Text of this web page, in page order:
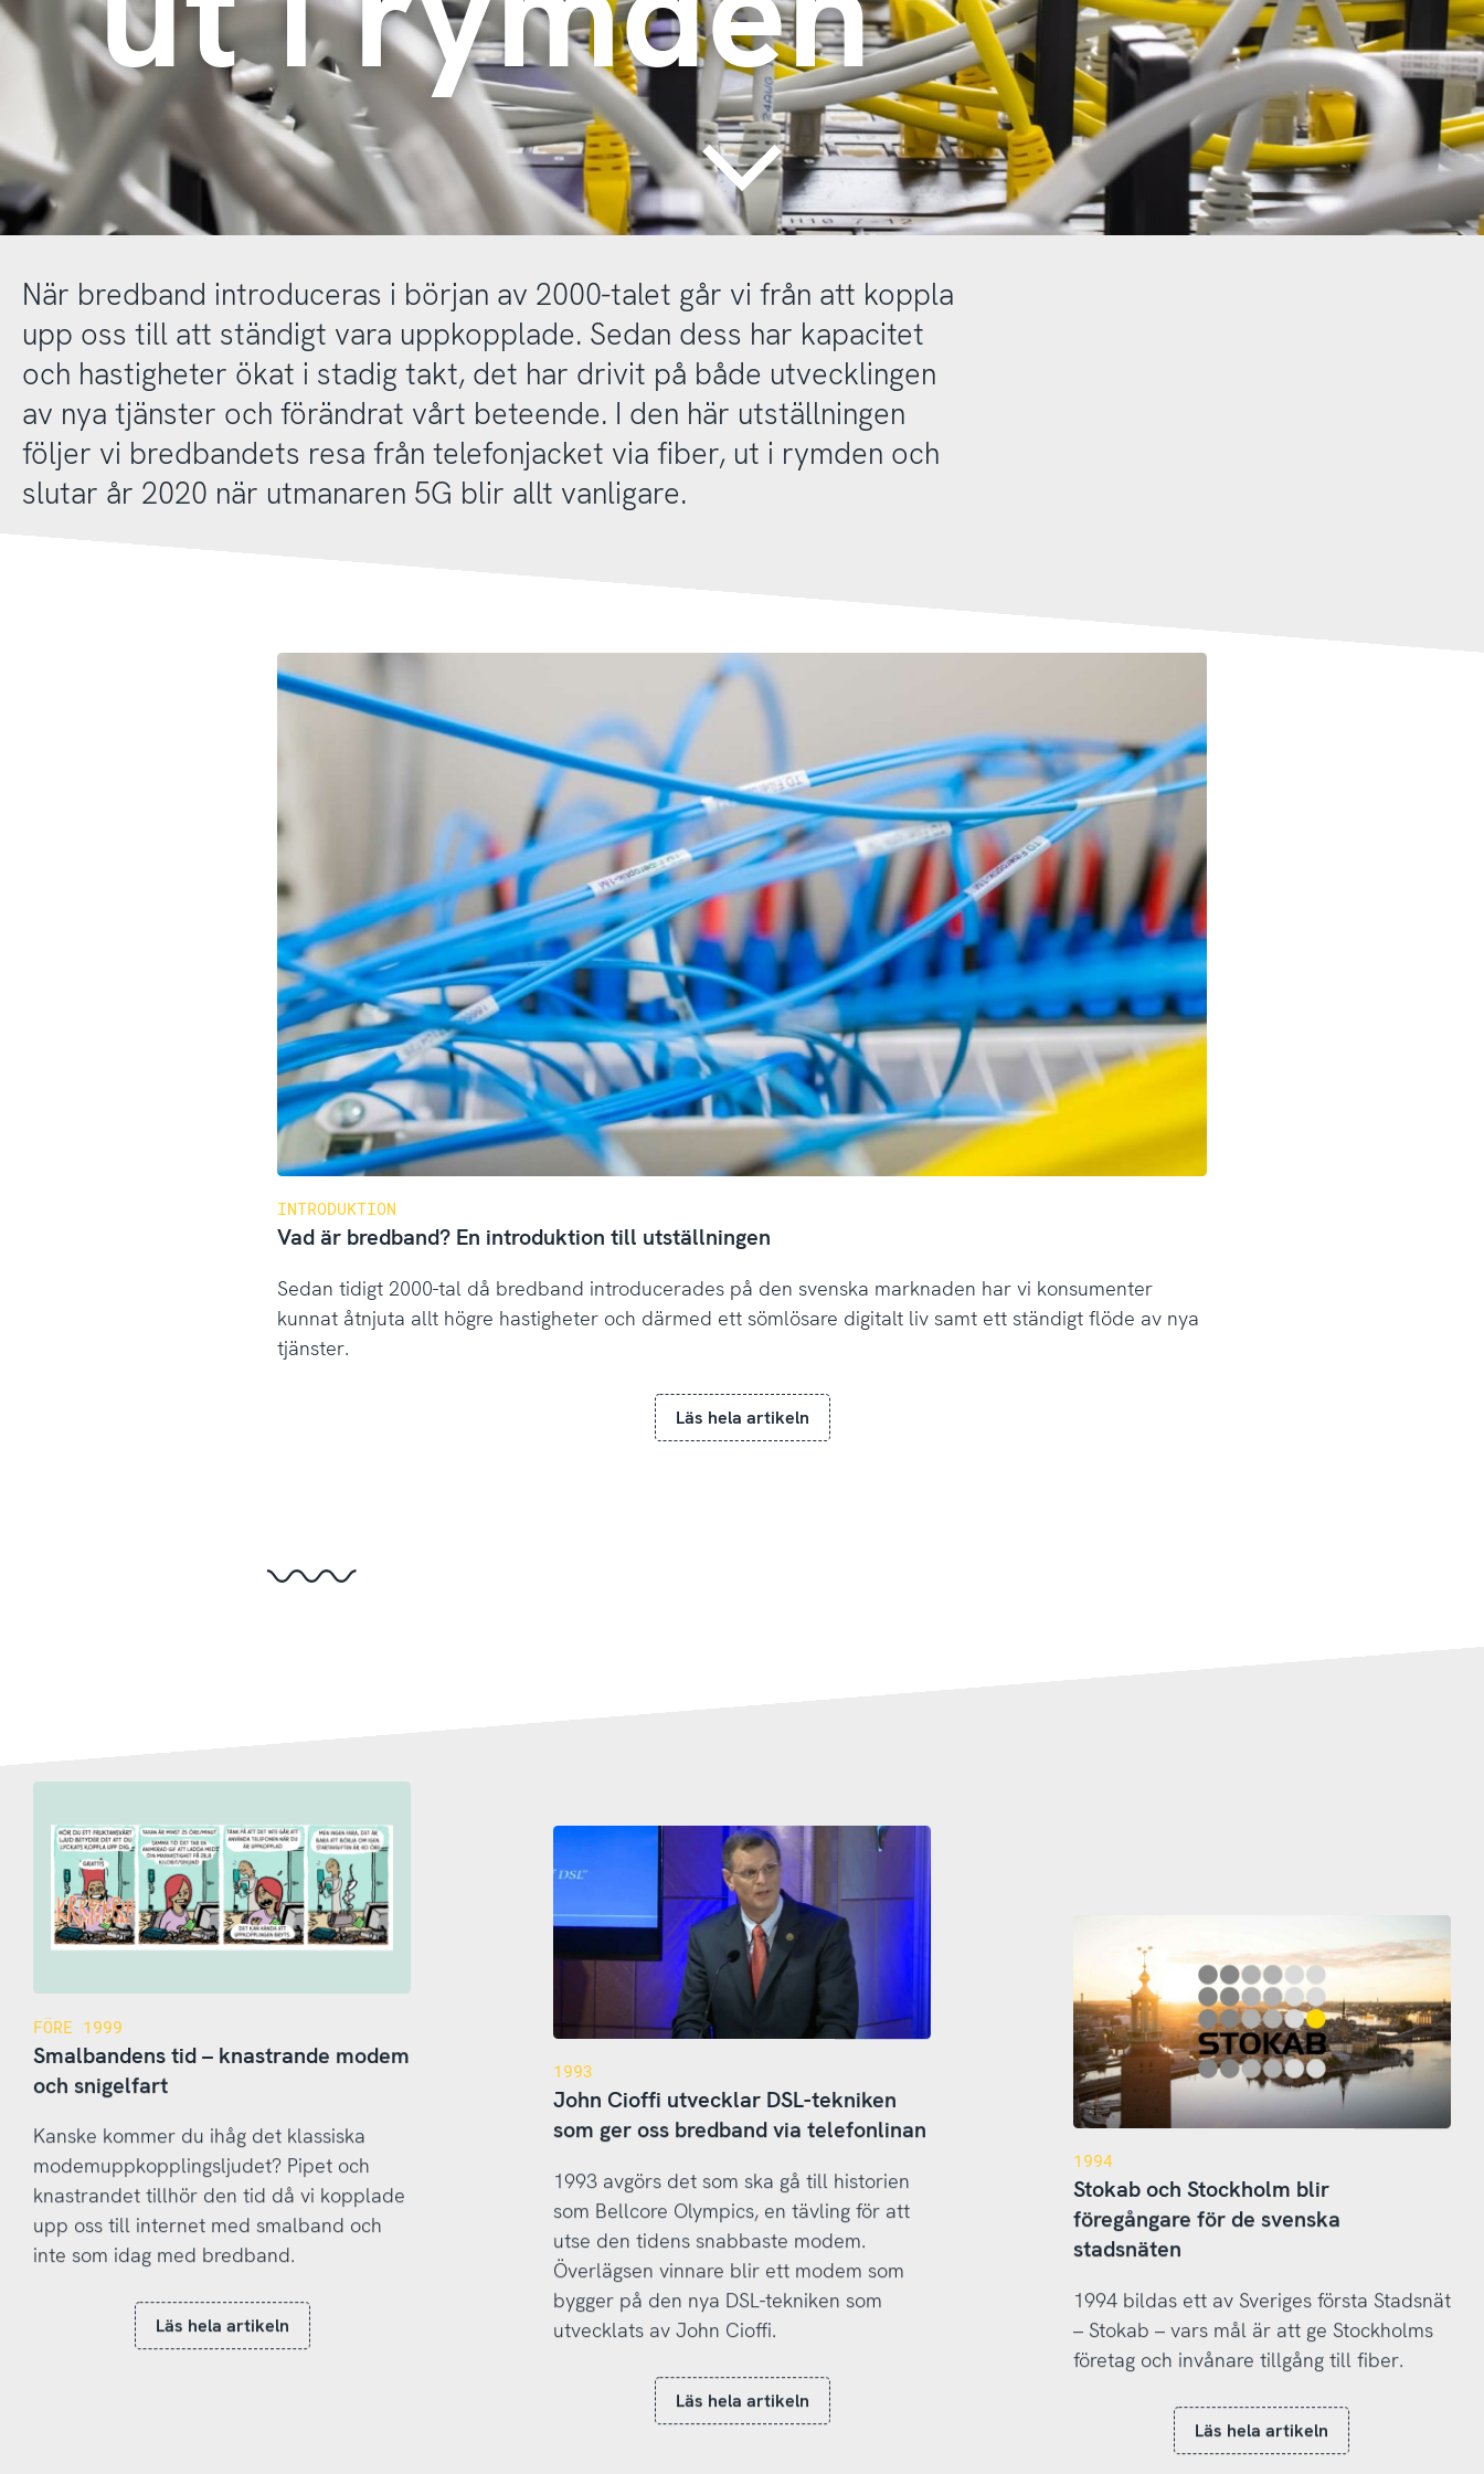
Continue
När bredband introduceras i början av 2000-talet går vi från att koppla
upp oss till att ständigt vara uppkopplade. Sedan dess har kapacitet
och hastigheter ökat i stadig takt, det har drivit på både utvecklingen
av nya tjänster och förändrat vårt beteende. I den här utställningen
följer vi bredbandets resa från telefonjacket via fiber, ut i rymden och
slutar år 2020 när utmanaren 5G blir allt vanligare.
INTRODUKTION
Vad är bredband? En introduktion till utställningen
Sedan tidigt 2000-tal då bredband introducerades på den svenska marknaden har vi konsumenter
kunnat åtnjuta allt högre hastigheter och därmed ett sömlösare digitalt liv samt ett ständigt flöde av nya
tjänster.
Läs hela artikeln
FÖRE 1999
Smalbandens tid – knastrande modem
och snigelfart
Kanske kommer du ihåg det klassiska
modemuppkopplingsljudet? Pipet och
knastrandet tillhör den tid då vi kopplade
upp oss till internet med smalband och
inte som idag med bredband.
Läs hela artikeln
1993
John Cioffi utvecklar DSL-tekniken
som ger oss bredband via telefonlinan
1993 avgörs det som ska gå till historien
som Bellcore Olympics, en tävling för att
utse den tidens snabbaste modem.
Överlägsen vinnare blir ett modem som
bygger på den nya DSL-tekniken som
utvecklats av John Cioffi.
Läs hela artikeln
1994
Stokab och Stockholm blir
föregångare för de svenska
stadsnäten
1994 bildas ett av Sveriges första Stadsnät
– Stokab – vars mål är att ge Stockholms
företag och invånare tillgång till fiber.
Läs hela artikeln